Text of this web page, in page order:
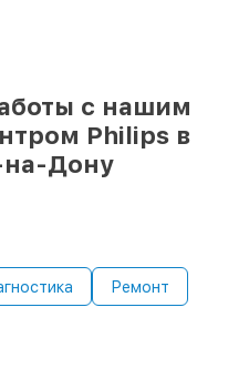
с нашим
Philips в
на-Дону
Ремонт